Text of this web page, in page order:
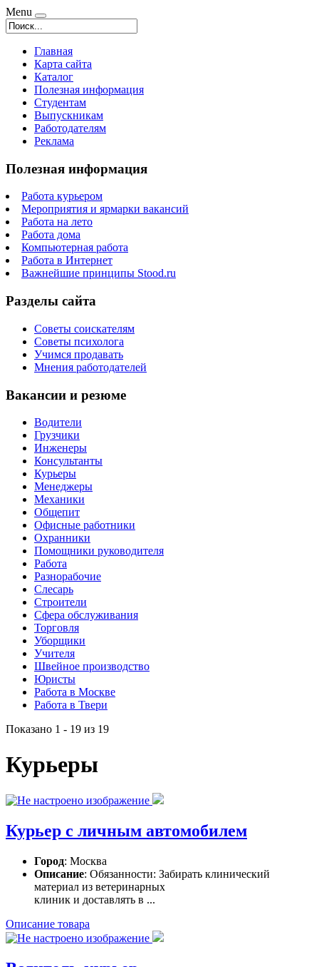
Menu
Главная
Карта сайта
Каталог
Полезная информация
Студентам
Выпускникам
Работодателям
Реклама
Полезная информация
Работа курьером
Мероприятия и ярмарки вакансий
Работа на лето
Работа дома
Компьютерная работа
Работа в Интернет
Важнейшие принципы Stood.ru
Разделы сайта
Советы соискателям
Советы психолога
Учимся продавать
Мнения работодателей
Вакансии и резюме
Водители
Грузчики
Инженеры
Консультанты
Курьеры
Менеджеры
Механики
Общепит
Офисные работники
Охранники
Помощники руководителя
Работа
Разнорабочие
Слесарь
Строители
Сфера обслуживания
Торговля
Уборщики
Учителя
Швейное производство
Юристы
Работа в Москве
Работа в Твери
Показано 1 - 19 из 19
Курьеры
Курьер с личным автомобилем
Город: Москва
Описание: Обязанности: Забирать клинический
материал из ветеринарных
клиник и доставлять в ...
Описание товара